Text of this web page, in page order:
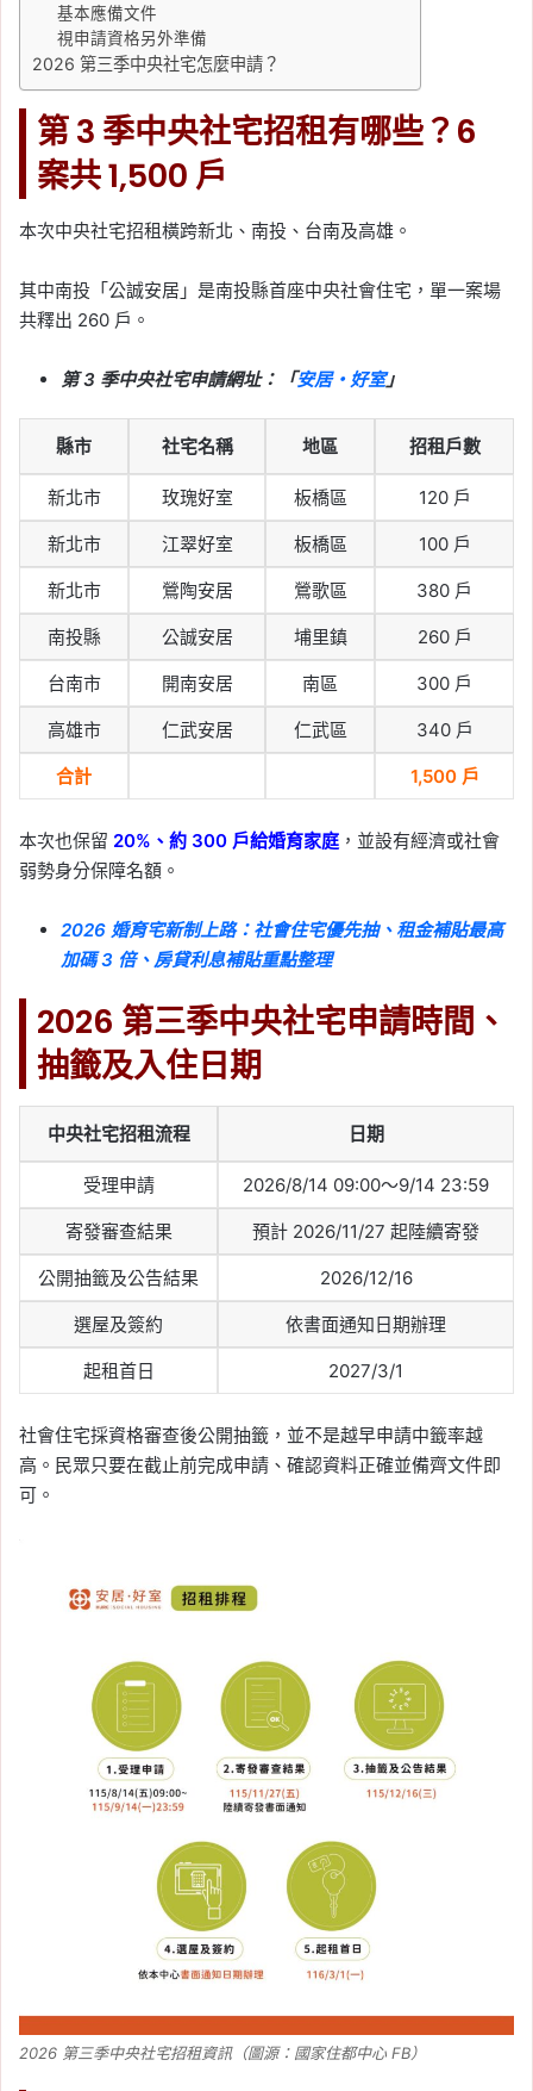
基本應備文件
視申請資格另外準備
2026 第三季中央社宅怎麼申請？
第 3 季中央社宅招租有哪些？6
案共 1,500 戶
本次中央社宅招租橫跨新北、南投、台南及高雄。
其中南投「公誠安居」是南投縣首座中央社會住宅，單一案場
共釋出 260 戶。
第 3 季中央社宅申請網址：「安居・好室」
縣市 社宅名稱 地區 招租戶數
新北市 玫瑰好室 板橋區 120 戶
新北市 江翠好室 板橋區 100 戶
新北市 鶯陶安居 鶯歌區 380 戶
南投縣 公誠安居 埔里鎮 260 戶
台南市 開南安居 南區 300 戶
高雄市 仁武安居 仁武區 340 戶
合計 1,500 戶
本次也保留 20%、約 300 戶給婚育家庭 ，並設有經濟或社會
弱勢身分保障名額。
2026 婚育宅新制上路：社會住宅優先抽、租金補貼最高
加碼 3 倍、房貸利息補貼重點整理
2026 第三季中央社宅申請時間、
抽籤及入住日期
中央社宅招租流程 日期
受理申請 2026/8/14 09:00～9/14 23:59
寄發審查結果 預計 2026/11/27 起陸續寄發
公開抽籤及公告結果 2026/12/16
選屋及簽約 依書面通知日期辦理
起租首日 2027/3/1
社會住宅採資格審查後公開抽籤，並不是越早申請中籤率越
高。民眾只要在截止前完成申請、確認資料正確並備齊文件即
可。
2026 第三季中央社宅招租資訊（圖源：國家住都中心 FB）